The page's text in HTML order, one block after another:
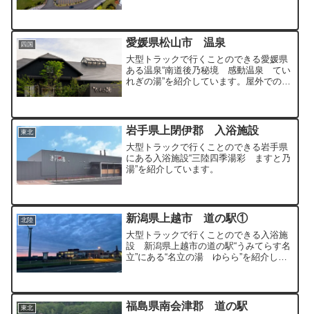
が隣接しているため宿泊での利用も可能
となっています...
四国 愛媛県松山市 温泉
大型トラックで行くことのできる愛媛県
ある温泉“南道後乃秘境 感動温泉 てい
れぎの湯”を紹介しています。屋外でのサ
東北 岩手県上閉伊郡 入浴施設
大型トラックで行くことのできる岩手県
にある入浴施設“三陸四季湯彩 ますと乃
湯”を紹介しています。
北陸 新潟県上越市 道の駅①
大型トラックで行くことのできる入浴施
設 新潟県上越市の道の駅“うみてらす名
立”にある“名立の湯 ゆらら”を紹介して
東北 福島県南会津郡 道の駅